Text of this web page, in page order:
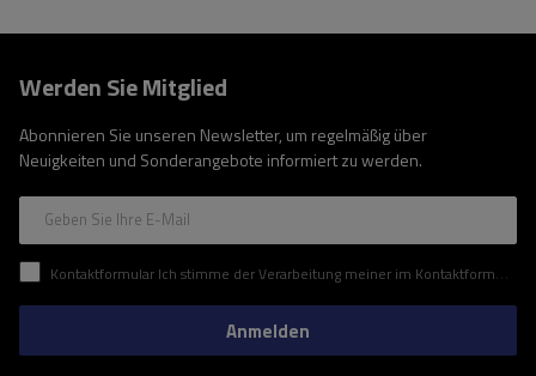
Werden Sie Mitglied
Abonnieren Sie unseren Newsletter, um regelmäßig über
Neuigkeiten und Sonderangebote informiert zu werden.
Geben Sie Ihre E-Mail
Kontaktformular Ich stimme der Verarbeitung meiner im Kontaktformular enthaltenen personenbezogenen Daten gemäß der Verordnung (EU) des Europäischen Parlaments und des Rates zu.
Anmelden